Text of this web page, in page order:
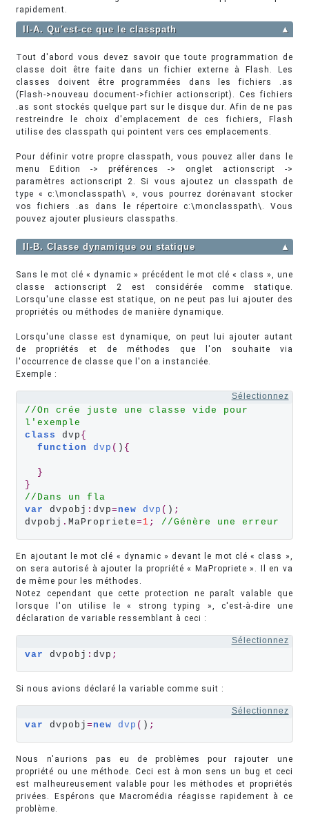
rapidement.
II-A. Qu'est-ce que le classpath ▲
Tout d'abord vous devez savoir que toute programmation de
classe doit être faite dans un fichier externe à Flash. Les
classes doivent être programmées dans les fichiers .as
(Flash->nouveau document->fichier actionscript). Ces fichiers
.as sont stockés quelque part sur le disque dur. Afin de ne pas
restreindre le choix d'emplacement de ces fichiers, Flash
utilise des classpath qui pointent vers ces emplacements.
Pour définir votre propre classpath, vous pouvez aller dans le
menu Edition -> préférences -> onglet actionscript ->
paramètres actionscript 2. Si vous ajoutez un classpath de
type « c:\monclasspath\ », vous pourrez dorénavant stocker
vos fichiers .as dans le répertoire c:\monclasspath\. Vous
pouvez ajouter plusieurs classpaths.
II-B. Classe dynamique ou statique ▲
Sans le mot clé « dynamic » précédent le mot clé « class », une
classe actionscript 2 est considérée comme statique.
Lorsqu'une classe est statique, on ne peut pas lui ajouter des
propriétés ou méthodes de manière dynamique.
Lorsqu'une classe est dynamique, on peut lui ajouter autant
de propriétés et de méthodes que l'on souhaite via
l'occurrence de classe que l'on a instanciée.
Exemple :
Sélectionnez
//On crée juste une classe vide pour
l'exemple
class
dvp {
function
dvp ( ) {
}
}
//Dans un fla
var
dvpobj : dvp= new dvp ( ) ;
dvpobj .MaPropriete= 1 ; //Génère une erreur
En ajoutant le mot clé « dynamic » devant le mot clé « class »,
on sera autorisé à ajouter la propriété « MaPropriete ». Il en va
de même pour les méthodes.
Notez cependant que cette protection ne paraît valable que
lorsque l'on utilise le « strong typing », c'est-à-dire une
déclaration de variable ressemblant à ceci :
Sélectionnez
var dvpobj : dvp ;
Si nous avions déclaré la variable comme suit :
Sélectionnez
var dvpobj= new dvp ( ) ;
Nous n'aurions pas eu de problèmes pour rajouter une
propriété ou une méthode. Ceci est à mon sens un bug et ceci
est malheureusement valable pour les méthodes et propriétés
privées. Espérons que Macromédia réagisse rapidement à ce
problème.